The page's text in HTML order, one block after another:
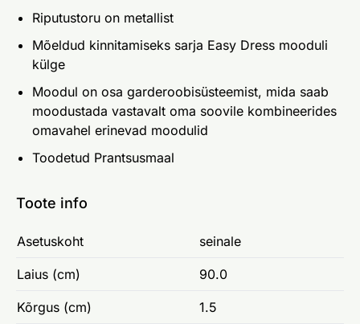
Riputustoru on metallist
Mõeldud kinnitamiseks sarja Easy Dress mooduli
külge
Moodul on osa garderoobisüsteemist, mida saab
moodustada vastavalt oma soovile kombineerides
omavahel erinevad moodulid
Toodetud Prantsusmaal
Toote info
Asetuskoht seinale
Laius (cm) 90.0
Kõrgus (cm) 1.5